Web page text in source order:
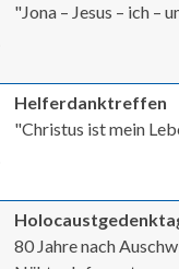
"Jona – Jesus – ich
Helferdanktreffen
"Christus ist mein
80 Jahre nach